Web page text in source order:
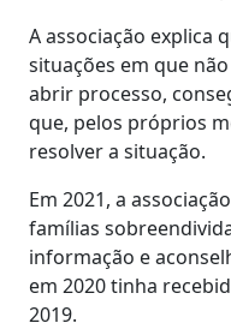
A associação explica
situações em que
abrir processo,
que, pelos próprios
resolver a situação.
Em 2021, a
famílias
informação e
em 2020 tinha
2019.